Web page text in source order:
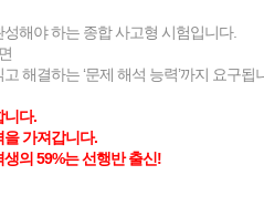
성해야 하는 종합 사고형 시험입니다.
해결하는 ‘문제 해석 능력’까지 요구됩
니다.
가져갑니다.
의 59%는 선행반 출신!